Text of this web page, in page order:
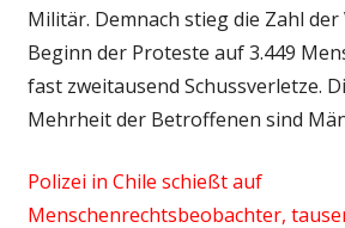
Militär. Demnach stieg die Zahl
Beginn der Proteste auf 3.449
fast zweitausend Schussverletze.
Mehrheit der Betroffenen sind
Polizei in Chile schießt auf
Menschenrechtsbeobachter,